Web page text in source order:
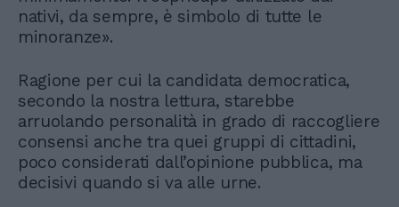
nativi, da sempre, è simbolo di tutte le
minoranze».
Ragione per cui la candidata democratica,
secondo la nostra lettura, starebbe
arruolando personalità in grado di raccogliere
consensi anche tra quei gruppi di cittadini,
poco considerati dall’opinione pubblica, ma
decisivi quando si va alle urne.